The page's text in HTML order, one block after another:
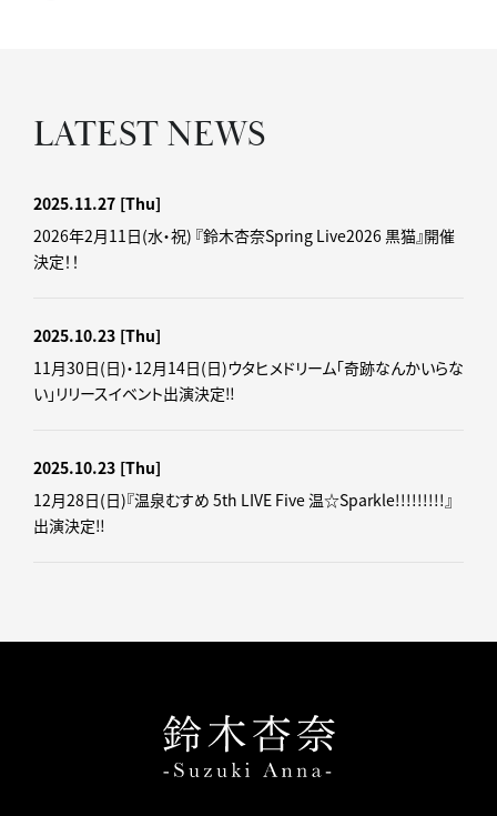
LATEST NEWS
2025.11.27 [Thu]
2026年2月11日(水・祝) 『鈴木杏奈Spring Live2026 黒猫』開催
決定！！
2025.10.23 [Thu]
11月30日(日)・12月14日(日)ウタヒメドリーム「奇跡なんかいらな
い」リリースイベント出演決定‼
2025.10.23 [Thu]
12月28日(日)『温泉むすめ 5th LIVE Five 温☆Sparkle!!!!!!!!!』
出演決定‼